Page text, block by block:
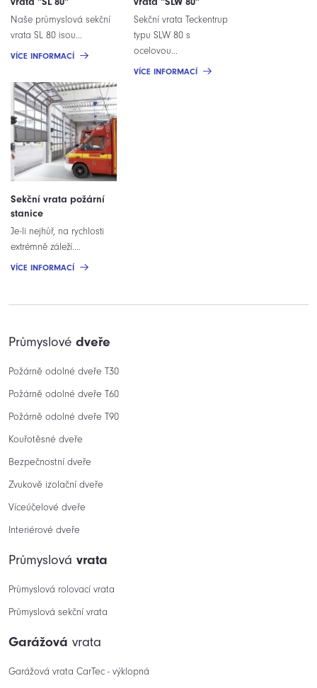
Naše průmyslová sekční
vrata SL 80 isou...
VÍCE INFORMACÍ
Sekční vrata Teckentrup
typu SLW 80 s
ocelovou...
VÍCE INFORMACÍ
Sekční vrata požární
stanice
Je-li nejhůř, na rychlosti
extrémně záleží....
VÍCE INFORMACÍ
Průmyslové dveře
Požárně odolné dveře T30
Požárně odolné dveře T60
Požárně odolné dveře T90
Kouřotěsné dveře
Bezpečnostní dveře
Zvukově izolační dveře
Víceúčelové dveře
Interiérové dveře
Průmyslová vrata
Průmyslová rolovací vrata
Průmyslová sekční vrata
Garážová vrata
Garážová vrata CarTec - výklopná